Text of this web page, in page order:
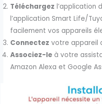
Téléchargez l’application
l’application Smart Life/
facilement vos appareils
Connectez votre appareil
Associez-le à votre
Amazon Alexa et Google